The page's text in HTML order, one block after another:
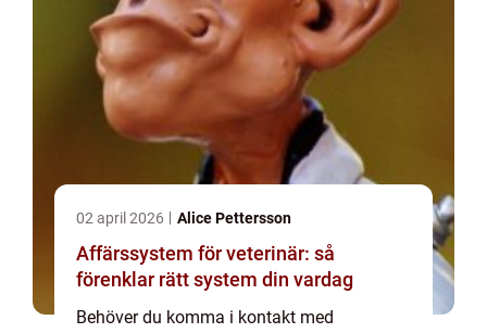
02 april 2026 Alice Pettersson
Affärssystem för veterinär: så
förenklar rätt system din vardag
Behöver du komma i kontakt med